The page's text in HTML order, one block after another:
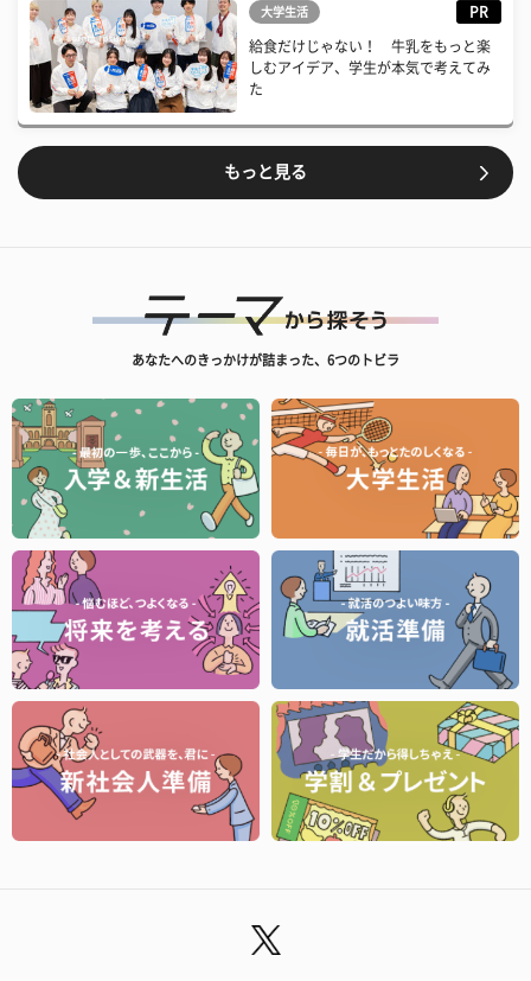
大学生活 PR
給食だけじゃない！ 牛乳をもっと楽
しむアイデア、学生が本気で考えてみ
た
もっと見る
あなたへのきっかけが詰まった、6つのトビラ